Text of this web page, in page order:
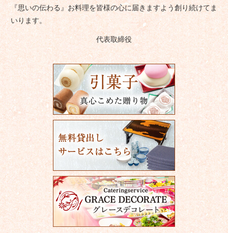
『思いの伝わる』お料理を皆様の心に届きますよう創り続けてま
いります。
代表取締役